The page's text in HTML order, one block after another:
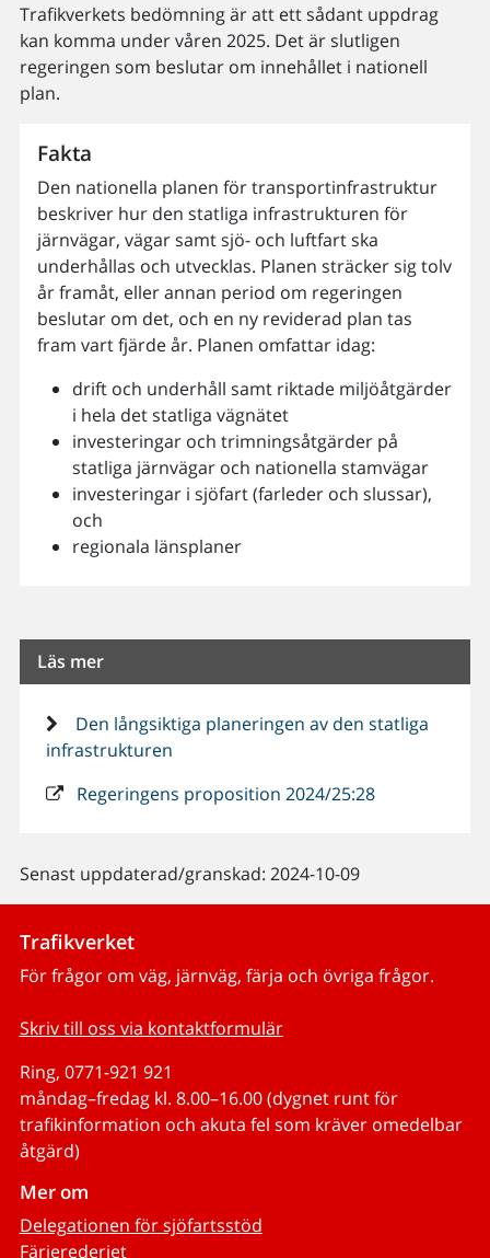
Trafikverkets bedömning är att ett sådant uppdrag
kan komma under våren 2025. Det är slutligen
regeringen som beslutar om innehållet i nationell
plan.
Fakta
Den nationella planen för transportinfrastruktur
beskriver hur den statliga infrastrukturen för
järnvägar, vägar samt sjö- och luftfart ska
underhållas och utvecklas. Planen sträcker sig tolv
år framåt, eller annan period om regeringen
beslutar om det, och en ny reviderad plan tas
fram vart fjärde år. Planen omfattar idag:
drift och underhåll samt riktade miljöåtgärder
i hela det statliga vägnätet
investeringar och trimningsåtgärder på
statliga järnvägar och nationella stamvägar
investeringar i sjöfart (farleder och slussar),
och
regionala länsplaner
Läs mer
Den långsiktiga planeringen av den statliga
infrastrukturen
Regeringens proposition 2024/25:28
Senast uppdaterad/granskad: 2024-10-09
Trafikverket
För frågor om väg, järnväg, färja och övriga frågor.
Skriv till oss via kontaktformulär
Ring, 0771-921 921
måndag–fredag kl. 8.00–16.00 (dygnet runt för
trafikinformation och akuta fel som kräver omedelbar
åtgärd)
Mer om
Delegationen för sjöfartsstöd
Färjerederiet